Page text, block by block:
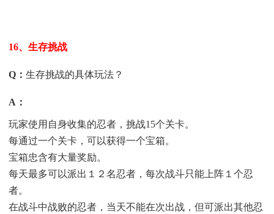
16、生存挑战
Q ：生存挑战的具体玩法？
A ：
玩家使用自身收集的忍者，挑战15个关卡。
每通过一个关卡，可以获得一个宝箱。
宝箱忠含有大量奖励。
每天最多可以派出１２名忍者，每次战斗只能上阵１个忍
者。
在战斗中战败的忍者，当天不能在次出战，但可派出其他忍